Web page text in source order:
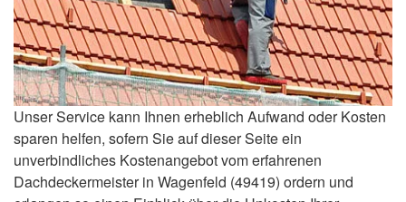
Unser Service kann Ihnen erheblich Aufwand oder Kosten
sparen helfen, sofern Sie auf dieser Seite ein
unverbindliches Kostenangebot vom erfahrenen
Dachdeckermeister in Wagenfeld (49419) ordern und